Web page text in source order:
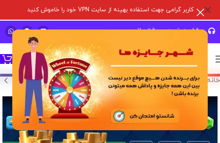
کاربر گرامی جهت استفاده بهینه از سایت VPN خود را خاموش کنید
مشاوره خرید و پشتیبانی سریع
خانه خرید اکانت بازی/اکانت کلش رویال